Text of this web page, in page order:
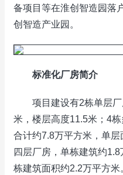
备项目等在淮创智造园落
创智造产业园。
标准化厂房简介
项目建设有2栋单层厂
米，楼层高度11.5米；4
合计约7.8万平方米，单
四层厂房，单栋建筑约
栋建筑面积约2.2万平方